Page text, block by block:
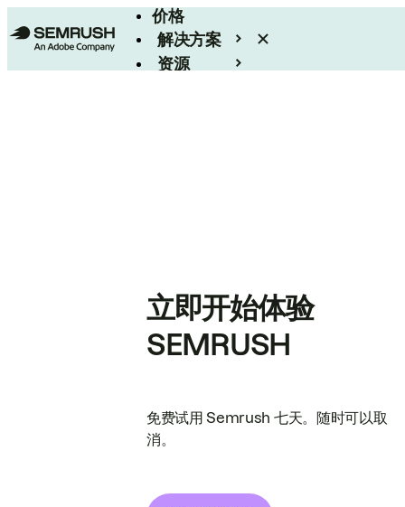
价格
解决方案
资源
立即开始体验
SEMRUSH
免费试用 Semrush 七天。随时可以取
消。